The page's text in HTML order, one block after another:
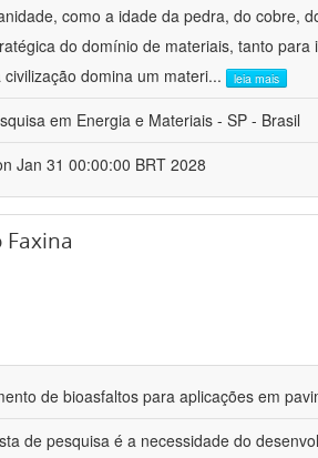
como a idade da pedra, do cobre,
do domínio de materiais, tanto
domina um materi... leia mais
em Energia e Materiais - SP - Brasil
Jan 31 00:00:00 BRT 2028
de bioasfaltos para aplicações em
de pesquisa é a necessidade do